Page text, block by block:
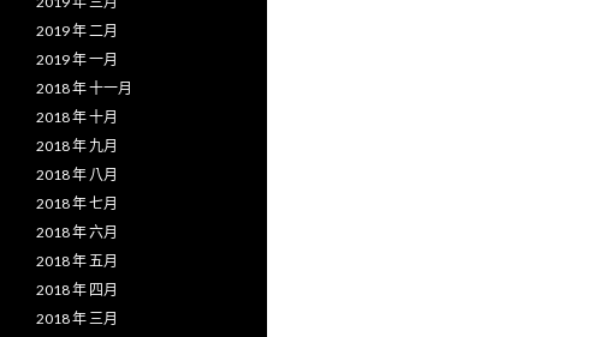
2019 年 二月
2019 年 一月
2018 年 十一月
2018 年 十月
2018 年 九月
2018 年 八月
2018 年 七月
2018 年 六月
2018 年 五月
2018 年 四月
2018 年 三月